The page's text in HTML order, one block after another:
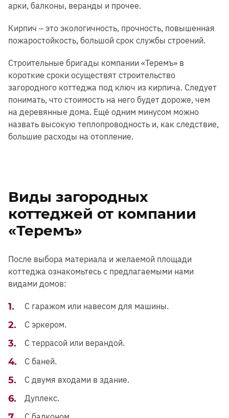
арки, балконы, веранды и прочее.
Кирпич ‒ это экологичность, прочность, повышенная
пожаростойкость, большой срок службы строений.
Строительные бригады компании «Теремъ» в
короткие сроки осуществят строительство
загородного коттеджа под ключ из кирпича. Следует
понимать, что стоимость на него будет дороже, чем
на деревянные дома. Ещё одним минусом можно
назвать высокую теплопроводность и, как следствие,
большие расходы на отопление.
Виды загородных
коттеджей от компании
«Теремъ»
После выбора материала и желаемой площади
коттеджа ознакомьтесь с предлагаемыми нами
видами домов:
С гаражом или навесом для машины.
С эркером.
С террасой или верандой.
С баней.
С двумя входами в здание.
Дуплекс.